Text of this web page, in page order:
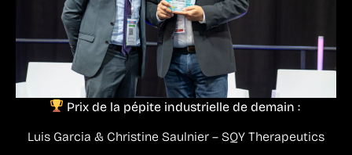
Prix de la pépite industrielle de demain :
Luis Garcia & Christine Saulnier – SQY Therapeutics